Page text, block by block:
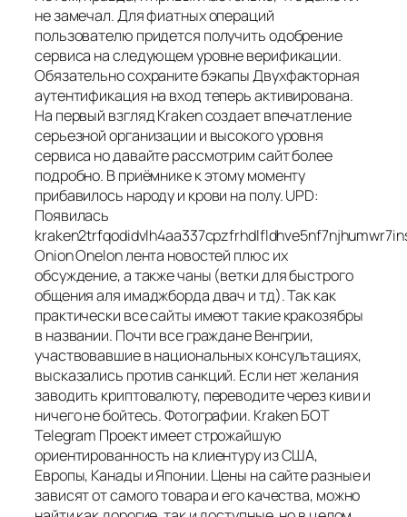
не замечал. Для фиатных операций
пользователю придется получить одобрение
сервиса на следующем уровне верификации.
Обязательно сохраните бэкапы Двухфакторная
аутентификация на вход теперь активирована.
На первый взгляд Kraken создает впечатление
серьезной организации и высокого уровня
сервиса но давайте рассмотрим сайт более
подробно. В приёмнике к этому моменту
прибавилось народу и крови на полу. UPD:
Появилась
Onion Onelon лента новостей плюс их
обсуждение, а также чаны (ветки для быстрого
общения аля имаджборда двач и тд). Так как
практически все сайты имеют такие кракозябры
в названии. Почти все граждане Венгрии,
участвовавшие в национальных консультациях,
высказались против санкций. Если нет желания
заводить криптовалюту, переводите через киви и
ничего не бойтесь. Фотографии. Kraken БОТ
Telegram Проект имеет строжайшую
ориентированность на клиентуру из США,
Европы, Канады и Японии. Цены на сайте разные и
зависят от самого товара и его качества, можно